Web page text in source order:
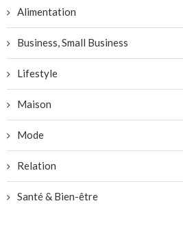
Alimentation
Business, Small Business
Lifestyle
Maison
Mode
Relation
Santé & Bien-être